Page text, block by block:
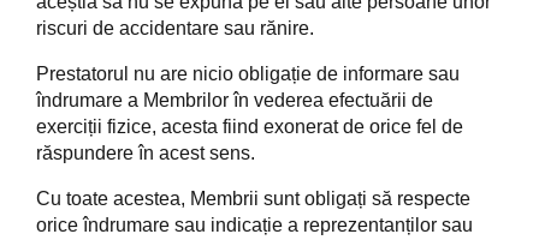
riscuri de accidentare sau rănire.
Prestatorul nu are nicio obligație de informare sau
îndrumare a Membrilor în vederea efectuării de
exerciții fizice, acesta fiind exonerat de orice fel de
răspundere în acest sens.
Cu toate acestea, Membrii sunt obligați să respecte
orice îndrumare sau indicație a reprezentanților sau